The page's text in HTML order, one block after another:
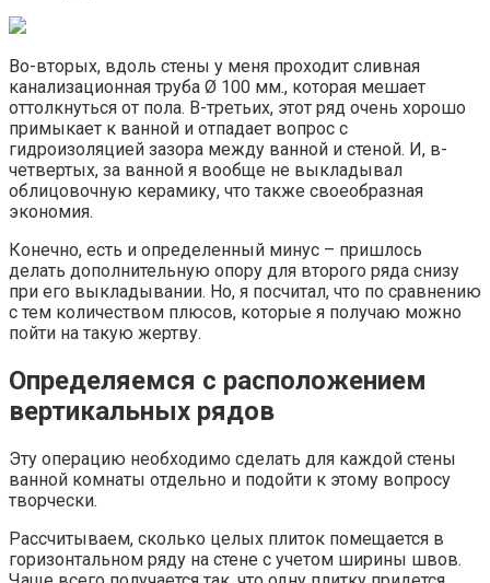
Во-вторых, вдоль стены у меня проходит сливная
канализационная труба Ø 100 мм., которая мешает
оттолкнуться от пола. В-третьих, этот ряд очень хорошо
примыкает к ванной и отпадает вопрос с
гидроизоляцией зазора между ванной и стеной. И, в-
четвертых, за ванной я вообще не выкладывал
облицовочную керамику, что также своеобразная
экономия.
Конечно, есть и определенный минус – пришлось
делать дополнительную опору для второго ряда снизу
при его выкладывании. Но, я посчитал, что по сравнению
с тем количеством плюсов, которые я получаю можно
пойти на такую жертву.
Определяемся с расположением
вертикальных рядов
Эту операцию необходимо сделать для каждой стены
ванной комнаты отдельно и подойти к этому вопросу
творчески.
Рассчитываем, сколько целых плиток помещается в
горизонтальном ряду на стене с учетом ширины швов.